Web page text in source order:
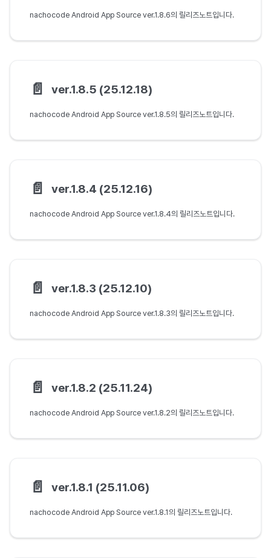
nachocode Android App Source ver.1.8.6의 릴리즈노트입니다.
📄️ ver.1.8.5 (25.12.18)
nachocode Android App Source ver.1.8.5의 릴리즈노트입니다.
📄️ ver.1.8.4 (25.12.16)
nachocode Android App Source ver.1.8.4의 릴리즈노트입니다.
📄️ ver.1.8.3 (25.12.10)
nachocode Android App Source ver.1.8.3의 릴리즈노트입니다.
📄️ ver.1.8.2 (25.11.24)
nachocode Android App Source ver.1.8.2의 릴리즈노트입니다.
📄️ ver.1.8.1 (25.11.06)
nachocode Android App Source ver.1.8.1의 릴리즈노트입니다.